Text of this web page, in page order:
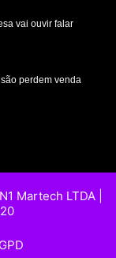
vai ouvir falar
perdem venda
Martech LTDA |